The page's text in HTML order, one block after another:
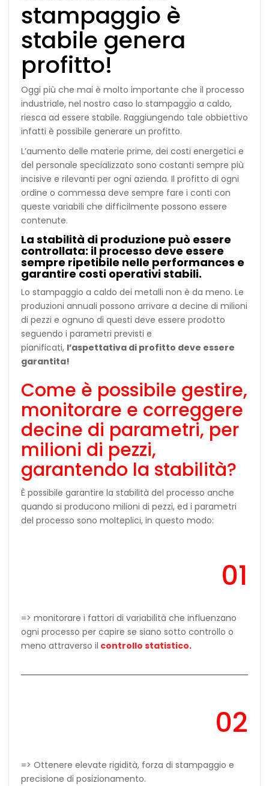
stampaggio è
stabile genera
profitto!
Oggi più che mai è molto importante che il processo
industriale, nel nostro caso lo stampaggio a caldo,
riesca ad essere stabile. Raggiungendo tale obbiettivo
infatti è possibile generare un profitto.
L’aumento delle materie prime, dei costi energetici e
del personale specializzato sono costanti sempre più
incisive e rilevanti per ogni azienda. Il profitto di ogni
ordine o commessa deve sempre fare i conti con
queste variabili che difficilmente possono essere
contenute.
La stabilità di produzione può essere
controllata: il processo deve essere
sempre ripetibile nelle performances e
garantire costi operativi stabili.
Lo stampaggio a caldo dei metalli non è da meno. Le
produzioni annuali possono arrivare a decine di milioni
di pezzi e ognuno di questi deve essere prodotto
seguendo i parametri previsti e
pianificati, l’aspettativa di profitto deve essere
garantita!
Come è possibile gestire,
monitorare e correggere
decine di parametri, per
milioni di pezzi,
garantendo la stabilità?
È possibile garantire la stabilità del processo anche
quando si producono milioni di pezzi, ed i parametri
del processo sono molteplici, in questo modo:
01
=> monitorare i fattori di variabilità che influenzano
ogni processo per capire se siano sotto controllo o
meno attraverso il controllo statistico.
02
=> Ottenere elevate rigidità, forza di stampaggio e
precisione di posizionamento.